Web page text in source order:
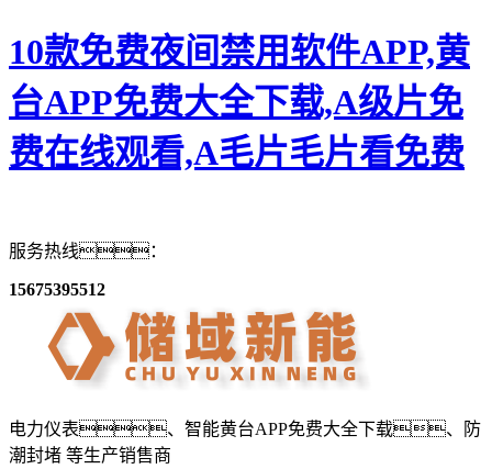
10款免费夜间禁用软件APP,黄
台APP免费大全下载,A级片免
费在线观看,A毛片毛片看免费
服务热线：
15675395512
电力仪表、智能黄台APP免费大全下载、防
潮封堵 等生产销售商